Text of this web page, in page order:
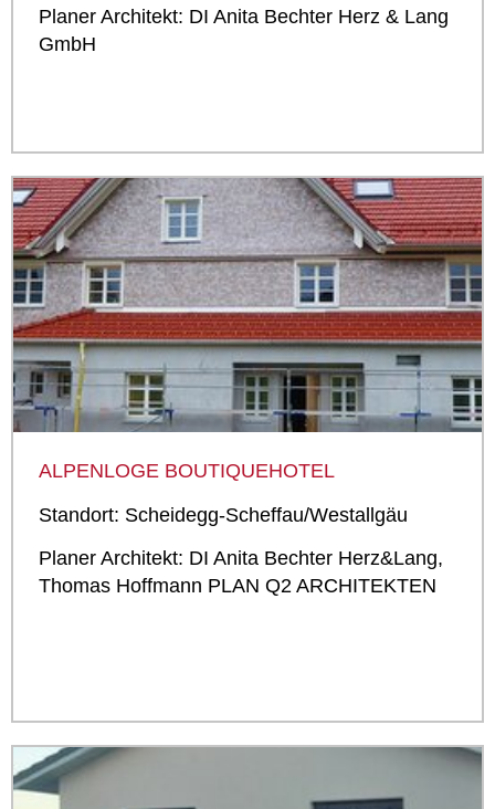
Planer Architekt: DI Anita Bechter Herz & Lang
GmbH
ALPENLOGE BOUTIQUEHOTEL
Standort: Scheidegg-­Scheffau/Westallgäu
Planer Architekt: DI Anita Bechter Herz&Lang,
Thomas Hoffmann PLAN Q2 ARCHITEKTEN